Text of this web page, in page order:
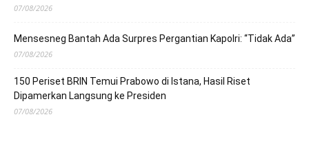
07/08/2026
Mensesneg Bantah Ada Surpres Pergantian Kapolri: “Tidak Ada”
07/08/2026
150 Periset BRIN Temui Prabowo di Istana, Hasil Riset
Dipamerkan Langsung ke Presiden
07/08/2026